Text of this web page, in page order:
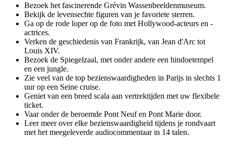
Bezoek het fascinerende Grévin Wassenbeeldenmuseum.
Bekijk de levensechte figuren van je favoriete sterren.
Ga op de rode loper op de foto met Hollywood-acteurs en -
actrices.
Verken de geschiedenis van Frankrijk, van Jean d'Arc tot
Louis XIV.
Bezoek de Spiegelzaal, met onder andere een hindoetempel
en een jungle.
Zie veel van de top bezienswaardigheden in Parijs in slechts 1
uur op een Seine cruise.
Geniet van een breed scala aan vertrektijden met uw flexibele
ticket.
Vaar onder de beroemde Pont Neuf en Pont Marie door.
Leer meer over elke bezienswaardigheid tijdens je rondvaart
met het meegeleverde audiocommentaar in 14 talen.